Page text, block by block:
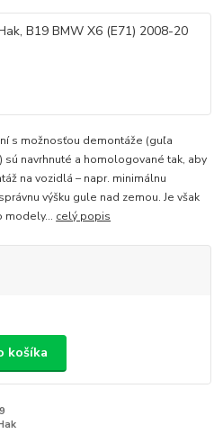
s možnosťou demontáže (guľa
sú navrhnuté a homologované tak, aby
na vozidlá – napr. minimálnu
výšku gule nad zemou. Je však
modely... celý popis
košíka